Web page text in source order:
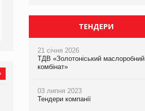
ТЕНДЕРИ
21 січня 2026
ТДВ «Золотоніський маслоробний
комбінат»
03 липня 2023
Тендери компанії